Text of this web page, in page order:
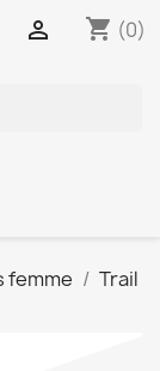
shopping_cart (0)

femme
Trail